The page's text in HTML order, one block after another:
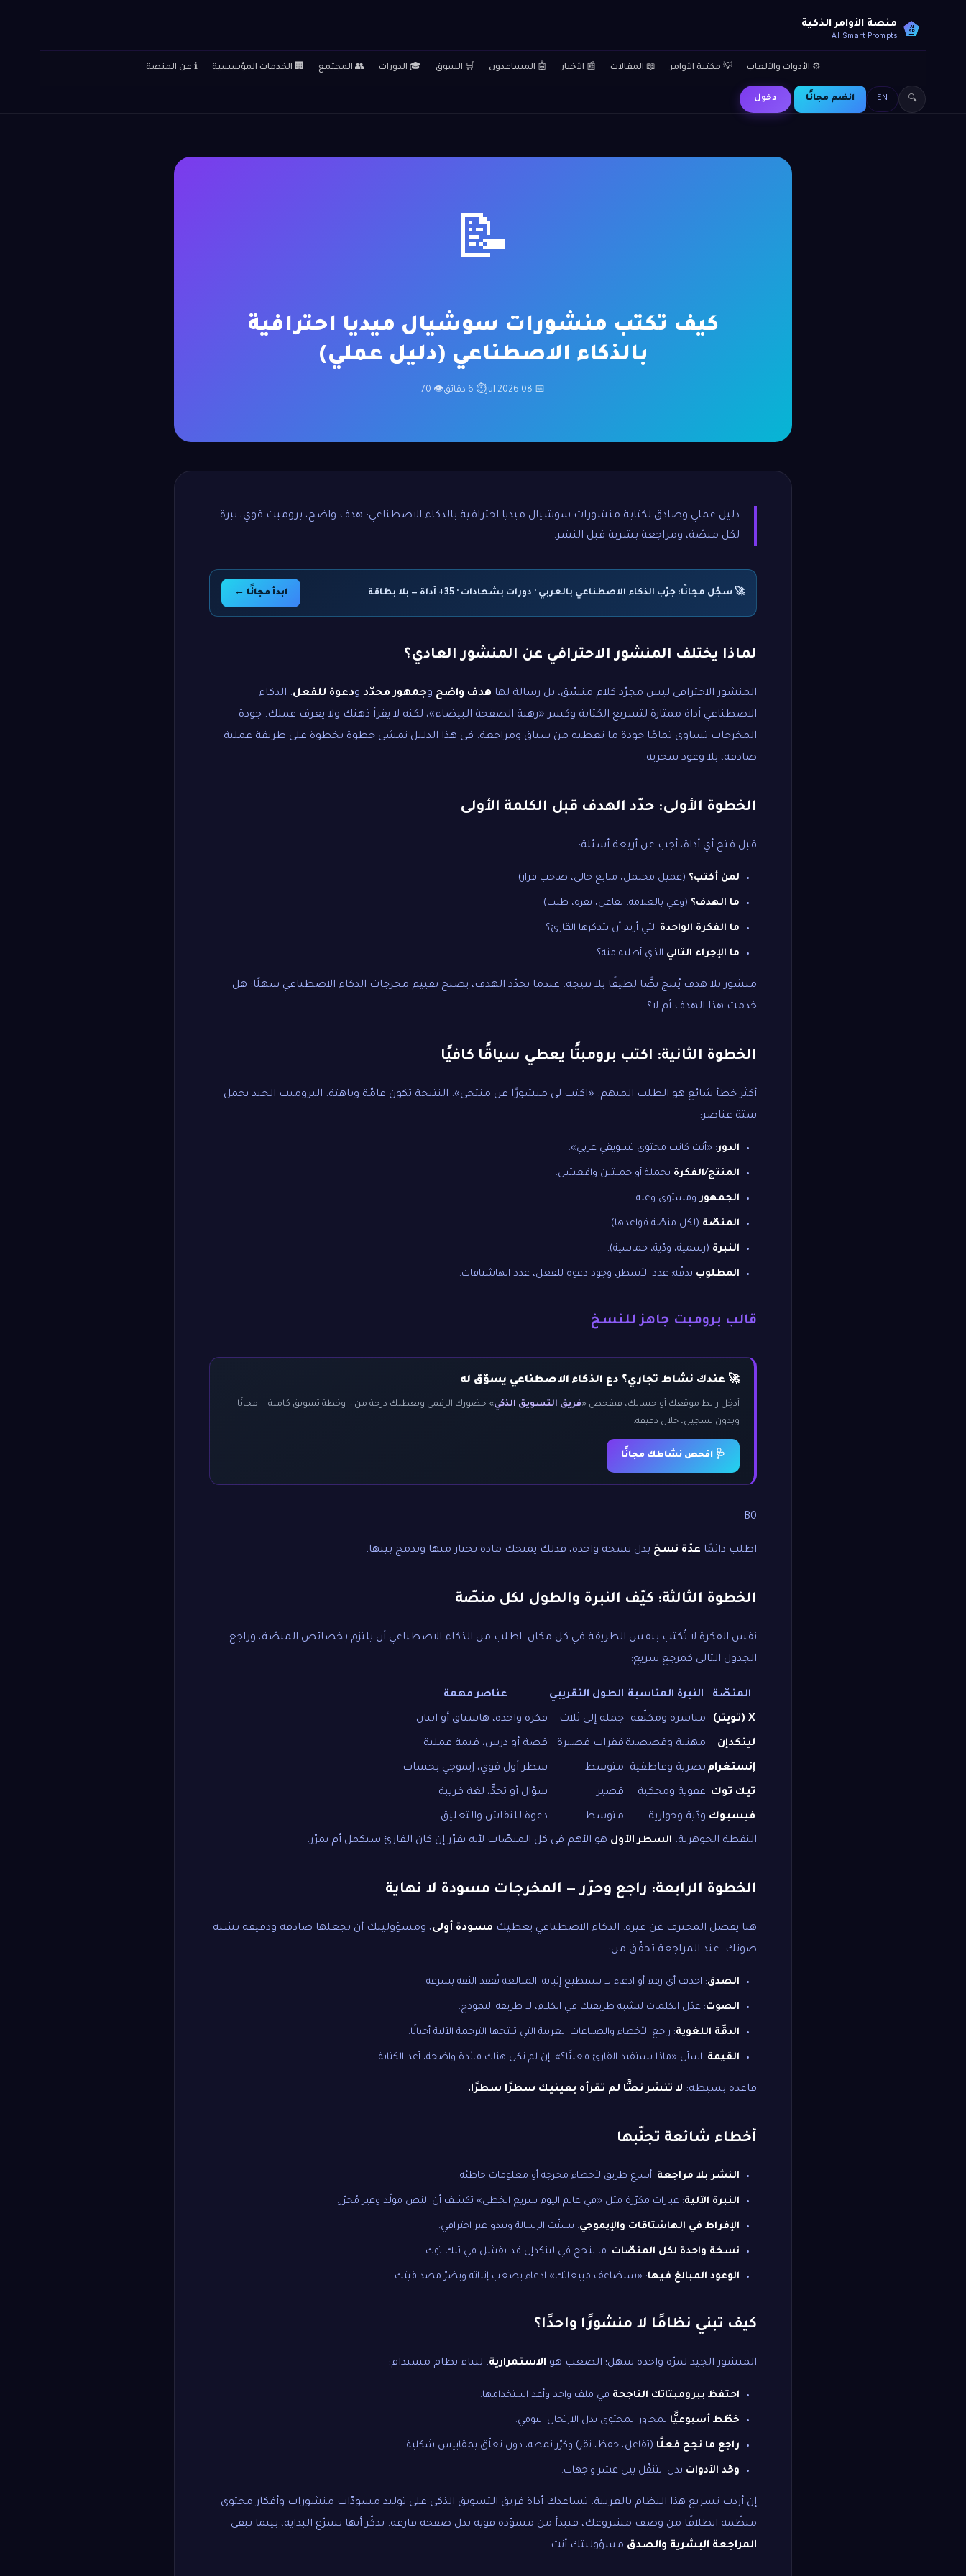
AI
SP
منصة الأوامر الذكية
AI Smart Prompts
⚙️ الأدوات والألعاب 💡 مكتبة الأوامر 📖 المقالات 📰 الأخبار 🤖 المساعدون 🛒 السوق 🎓 الدورات 👥 المجتمع 🏢 الخدمات المؤسسية ℹ️ عن المنصة
🔍
EN انضم مجانًا دخول
📝
كيف تكتب منشورات سوشيال ميديا احترافية
بالذكاء الاصطناعي (دليل عملي)
📅 08 Jul 2026 ⏱ 6 دقائق 👁 70
دليل عملي وصادق لكتابة منشورات سوشيال ميديا احترافية بالذكاء الاصطناعي: هدف واضح، برومبت قوي، نبرة
لكل منصّة، ومراجعة بشرية قبل النشر.
🚀 سجّل مجانًا: جرّب الذكاء الاصطناعي بالعربي · دورات بشهادات · 35+ أداة — بلا بطاقة ابدأ مجانًا ←
لماذا يختلف المنشور الاحترافي عن المنشور العادي؟
المنشور الاحترافي ليس مجرّد كلام منسّق، بل رسالة لها هدف واضح وجمهور محدّد ودعوة للفعل. الذكاء
الاصطناعي أداة ممتازة لتسريع الكتابة وكسر «رهبة الصفحة البيضاء»، لكنه لا يقرأ ذهنك ولا يعرف عملك. جودة
المخرجات تساوي تمامًا جودة ما تعطيه من سياق ومراجعة. في هذا الدليل نمشي خطوة بخطوة على طريقة عملية
صادقة، بلا وعود سحرية.
الخطوة الأولى: حدّد الهدف قبل الكلمة الأولى
قبل فتح أي أداة، أجب عن أربعة أسئلة:
لمن أكتب؟ (عميل محتمل، متابع حالي، صاحب قرار)
ما الهدف؟ (وعي بالعلامة، تفاعل، نقرة، طلب)
ما الفكرة الواحدة التي أريد أن يتذكرها القارئ؟
ما الإجراء التالي الذي أطلبه منه؟
منشور بلا هدف يُنتج نصًّا لطيفًا بلا نتيجة. عندما تحدّد الهدف، يصبح تقييم مخرجات الذكاء الاصطناعي سهلًا: هل
خدمت هذا الهدف أم لا؟
الخطوة الثانية: اكتب برومبتًا يعطي سياقًا كافيًا
أكثر خطأ شائع هو الطلب المبهم: «اكتب لي منشورًا عن منتجي». النتيجة تكون عامّة وباهتة. البرومبت الجيد يحمل
ستة عناصر:
الدور: «أنت كاتب محتوى تسويقي عربي».
المنتج/الفكرة بجملة أو جملتين واقعيتين.
الجمهورومستوى وعيه.
المنصّة (لكل منصّة قواعدها).
النبرة (رسمية، ودّية، حماسية).
المطلوب بدقّة: عدد الأسطر، وجود دعوة للفعل، عدد الهاشتاقات.
قالب برومبت جاهز للنسخ
🚀 عندك نشاط تجاري؟ دع الذكاء الاصطناعي يسوّق له
أدخِل رابط موقعك أو حسابك، فيفحص «فريق التسويق الذكي
» حضورك الرقمي ويعطيك درجة من ١٠ وخطة تسويق كاملة — مجانًا
وبدون تسجيل، خلال دقيقة.
🩺 افحص نشاطك مجانًا
B0
اطلب دائمًا عدّة نسخ بدل نسخة واحدة، فذلك يمنحك مادة تختار منها وتدمج بينها.
الخطوة الثالثة: كيّف النبرة والطول لكل منصّة
نفس الفكرة لا تُكتب بنفس الطريقة في كل مكان. اطلب من الذكاء الاصطناعي أن يلتزم بخصائص المنصّة، وراجع
الجدول التالي كمرجع سريع:
المنصّة النبرة المناسبة الطول التقريبي عناصر مهمة
X (تويتر) مباشرة ومكثّفة جملة إلى ثلاث فكرة واحدة، هاشتاق أو اثنان
لينكدإن مهنية وقصصية فقرات قصيرة قصة أو درس، قيمة عملية
إنستغرام بصرية وعاطفية متوسط سطر أول قوي، إيموجي بحساب
تيك توك عفوية ومحكية قصير سؤال أو تحدٍّ، لغة قريبة
فيسبوك ودّية وحوارية متوسط دعوة للنقاش والتعليق
النقطة الجوهرية: السطر الأول هو الأهم في كل المنصّات لأنه يقرّر إن كان القارئ سيكمل أم يمرّر.
الخطوة الرابعة: راجع وحرّر — المخرجات مسودة لا نهاية
هنا يفصل المحترف عن غيره. الذكاء الاصطناعي يعطيك مسودة أولى، ومسؤوليتك أن تجعلها صادقة ودقيقة تشبه
صوتك. عند المراجعة تحقّق من:
الصدق: احذف أي رقم أو ادعاء لا تستطيع إثباته. المبالغة تُفقد الثقة بسرعة.
الصوت: عدّل الكلمات لتشبه طريقتك في الكلام، لا طريقة النموذج.
الدقّة اللغوية: راجع الأخطاء والصياغات الغريبة التي تنتجها الترجمة الآلية أحيانًا.
القيمة: اسأل «ماذا يستفيد القارئ فعليًّا؟». إن لم تكن هناك فائدة واضحة، أعد الكتابة.
قاعدة بسيطة: لا تنشر نصًّا لم تقرأه بعينيك سطرًا سطرًا.
أخطاء شائعة تجنّبها
النشر بلا مراجعة: أسرع طريق لأخطاء محرجة أو معلومات خاطئة.
النبرة الآلية: عبارات مكرّرة مثل «في عالم اليوم سريع الخطى» تكشف أن النص مولّد وغير مُحرّر.
الإفراط في الهاشتاقات والإيموجي: يشتّت الرسالة ويبدو غير احترافي.
نسخة واحدة لكل المنصّات: ما ينجح في لينكدإن قد يفشل في تيك توك.
الوعود المبالغ فيها: «سنضاعف مبيعاتك» ادعاء يصعب إثباته ويضرّ مصداقيتك.
كيف تبني نظامًا لا منشورًا واحدًا؟
المنشور الجيد لمرّة واحدة سهل؛ الصعب هو الاستمرارية. لبناء نظام مستدام:
احتفظ ببرومبتاتك الناجحة في ملف واحد وأعد استخدامها.
خطّط أسبوعيًّا لمحاور المحتوى بدل الارتجال اليومي.
راجع ما نجح فعلًا (تفاعل، حفظ، نقر) وكرّر نمطه، دون تعلّق بمقاييس شكلية.
وحّد الأدوات بدل التنقّل بين عشر واجهات.
إن أردت تسريع هذا النظام بالعربية، تساعدك أداة فريق التسويق الذكي على توليد مسودّات منشورات وأفكار محتوى
منظّمة انطلاقًا من وصف مشروعك، فتبدأ من مسوّدة قوية بدل صفحة فارغة. تذكّر أنها تسرّع البداية، بينما تبقى
المراجعة البشرية والصدق مسؤوليتك أنت.